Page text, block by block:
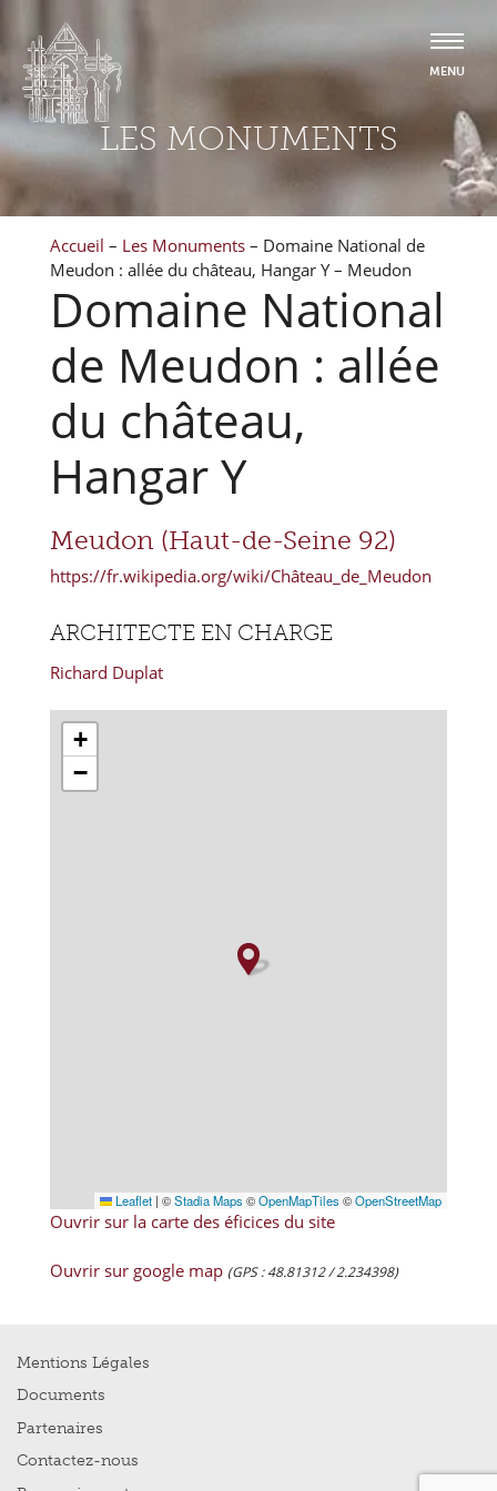
LES MONUMENTS
Accueil – Les Monuments – Domaine National de
Meudon : allée du château, Hangar Y – Meudon
Domaine National
de Meudon : allée
du château,
Hangar Y
Meudon (Haut-de-Seine 92)
https://fr.wikipedia.org/wiki/Château_de_Meudon
ARCHITECTE EN CHARGE
Richard Duplat
+
−
Leaflet | ©Stadia Maps ©OpenMapTiles ©OpenStreetMap
Ouvrir sur la carte des éficices du site
Ouvrir sur google map (GPS : 48.81312 / 2.234398)
Mentions Légales
Documents
Partenaires
Contactez-nous